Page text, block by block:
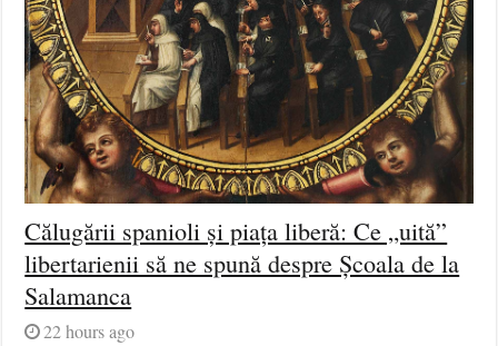
Călugării spanioli și piața liberă: Ce „uită”
libertarienii să ne spună despre Școala de la
Salamanca
22 hours ago